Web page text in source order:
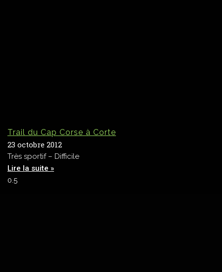
Trail du Cap Corse à Corte
23 octobre 2012
Très sportif – Difficile
Lire la suite »